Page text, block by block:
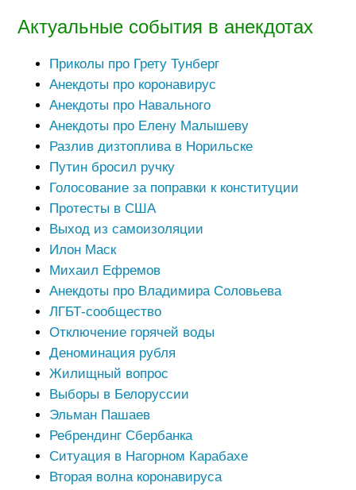
Актуальные события в анекдотах
Приколы про Грету Тунберг
Анекдоты про коронавирус
Анекдоты про Навального
Анекдоты про Елену Малышеву
Разлив дизтоплива в Норильске
Путин бросил ручку
Голосование за поправки к конституции
Протесты в США
Выход из самоизоляции
Илон Маск
Михаил Ефремов
Анекдоты про Владимира Соловьева
ЛГБТ-сообщество
Отключение горячей воды
Деноминация рубля
Жилищный вопрос
Выборы в Белоруссии
Эльман Пашаев
Ребрендинг Сбербанка
Ситуация в Нагорном Карабахе
Вторая волна коронавируса